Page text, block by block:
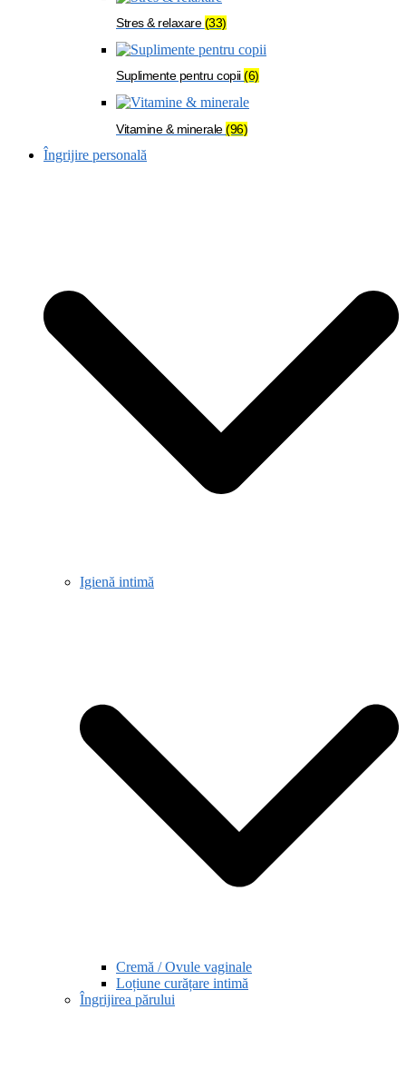
Stres & relaxare(33)
Suplimente pentru copii(6)
Vitamine & minerale(96)
Îngrijire personală
Igienă intimă
Cremă / Ovule vaginale
Loțiune curățare intimă
Îngrijirea părului